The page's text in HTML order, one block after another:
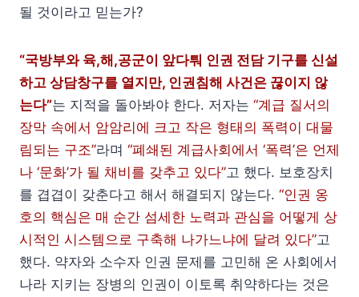
될 것이라고 믿는가?
“국방부와 육,해,공군이 앞다퉈 인권 전담 기구를 신설
하고 상담창구를 열지만, 인권침해 사건은 끊이지 않
는다”는 지적을 돌아봐야 한다. 저자는 “계급 질서의
장막 속에서 암암리에 크고 작은 형태의 폭력이 대물
림되는 구조”라며 “폐쇄된 계급사회에서 ‘폭력’은 언제
나 ‘문화’가 될 채비를 갖추고 있다”고 했다. 보호장치
를 겹겹이 갖춘다고 해서 해결되지 않는다. “인권 옹
호의 핵심은 매 순간 섬세한 노력과 관심을 어떻게 상
시적인 시스템으로 구축해 나가느냐에 달려 있다”고
했다. 약자와 소수자 인권 문제를 고민해 온 사회에서
나라 지키는 장병의 인권이 이토록 취약하다는 것은